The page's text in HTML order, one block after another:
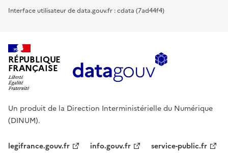
Interface utilisateur de data.gouv.fr : cdata (7ad44f4)
RÉPUBLIQUE
FRANÇAISE
Un produit de la Direction Interministérielle du Numérique
(DINUM).
legifrance.gouv.fr info.gouv.fr service-public.fr